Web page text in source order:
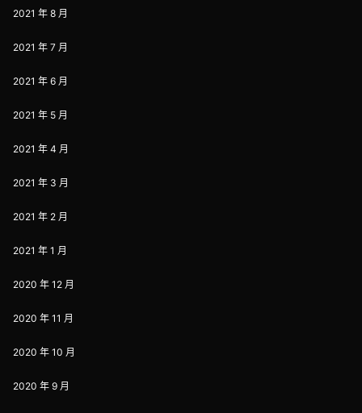
2021 年 8 月
2021 年 7 月
2021 年 6 月
2021 年 5 月
2021 年 4 月
2021 年 3 月
2021 年 2 月
2021 年 1 月
2020 年 12 月
2020 年 11 月
2020 年 10 月
2020 年 9 月